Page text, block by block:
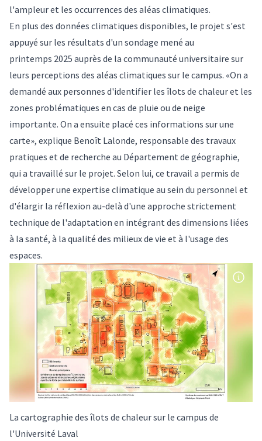
l'ampleur et les occurrences des aléas climatiques.
En plus des données climatiques disponibles, le projet s'est
appuyé sur les résultats d'un sondage mené au
printemps 2025 auprès de la communauté universitaire sur
leurs perceptions des aléas climatiques sur le campus. «On a
demandé aux personnes d'identifier les îlots de chaleur et les
zones problématiques en cas de pluie ou de neige
importante. On a ensuite placé ces informations sur une
carte», explique Benoît Lalonde, responsable des travaux
pratiques et de recherche au Département de géographie,
qui a travaillé sur le projet. Selon lui, ce travail a permis de
développer une expertise climatique au sein du personnel et
d'élargir la réflexion au-delà d'une approche strictement
technique de l'adaptation en intégrant des dimensions liées
à la santé, à la qualité des milieux de vie et à l'usage des
espaces.
La cartographie des îlots de chaleur sur le campus de
l'Université Laval